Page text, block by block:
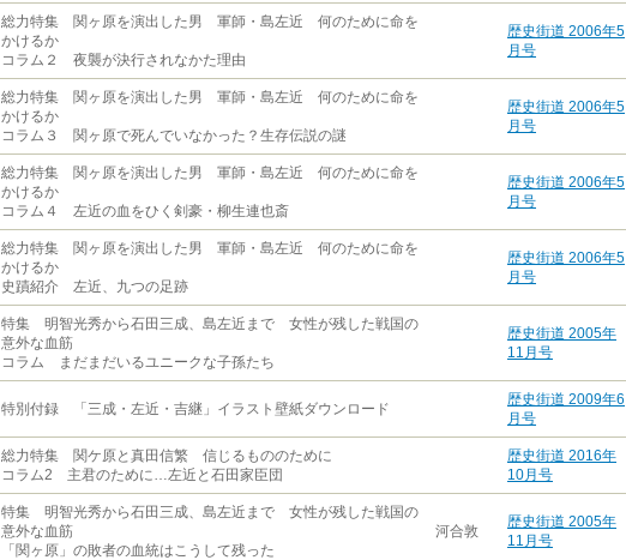
総力特集 関ヶ原を演出した男 軍師・島左近 何のために命を
かけるか
コラム２ 夜襲が決行されなかた理由
歴史街道 2006年5
月号
総力特集 関ヶ原を演出した男 軍師・島左近 何のために命を
かけるか
コラム３ 関ヶ原で死んでいなかった？生存伝説の謎
歴史街道 2006年5
月号
総力特集 関ヶ原を演出した男 軍師・島左近 何のために命を
かけるか
コラム４ 左近の血をひく剣豪・柳生連也斎
歴史街道 2006年5
月号
総力特集 関ヶ原を演出した男 軍師・島左近 何のために命を
かけるか
史蹟紹介 左近、九つの足跡
歴史街道 2006年5
月号
特集 明智光秀から石田三成、島左近まで 女性が残した戦国の
意外な血筋
コラム まだまだいるユニークな子孫たち
歴史街道 2005年
11月号
特別付録 「三成・左近・吉継」イラスト壁紙ダウンロード
歴史街道 2009年6
月号
総力特集 関ケ原と真田信繁 信じるもののために
コラム2 主君のために…左近と石田家臣団
歴史街道 2016年
10月号
特集 明智光秀から石田三成、島左近まで 女性が残した戦国の
意外な血筋
「関ヶ原」の敗者の血統はこうして残った
河合敦
歴史街道 2005年
11月号